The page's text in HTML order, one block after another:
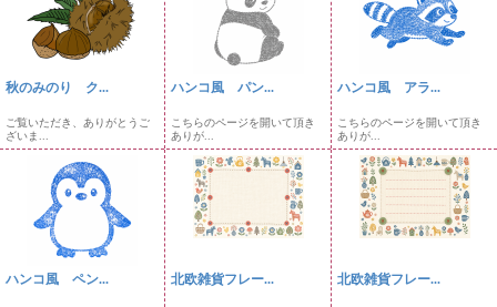
秋のみのり ク...
ご覧いただき、ありがとうご
ざいま...
ハンコ風 パン...
こちらのページを開いて頂き
ありが...
ハンコ風 アラ...
こちらのページを開いて頂き
ありが...
ハンコ風 ペン... 北欧雑貨フレー... 北欧雑貨フレー...